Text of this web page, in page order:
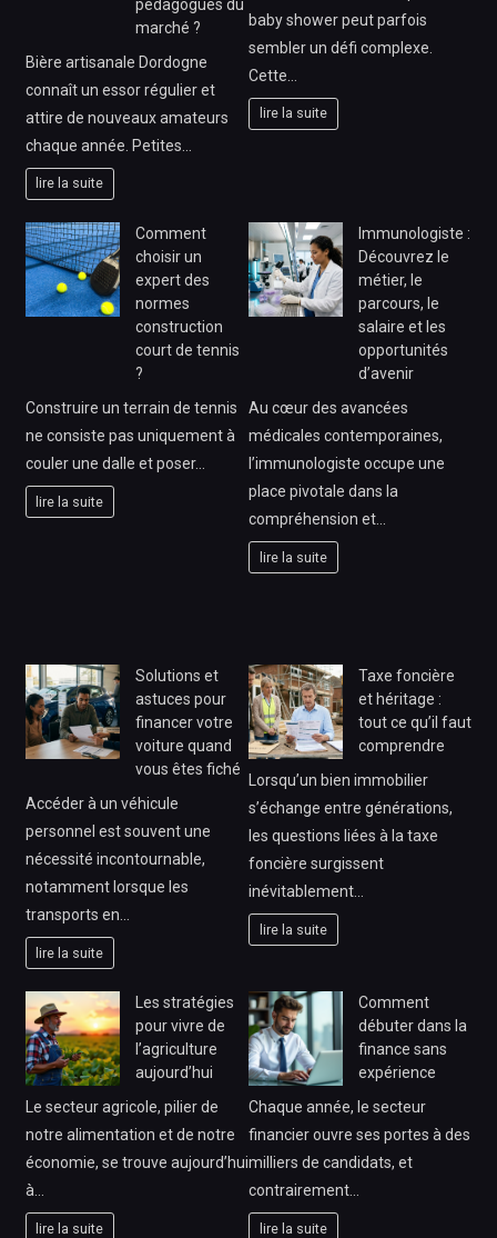
pédagogues du
marché ?
Bière artisanale Dordogne
connaît un essor régulier et
attire de nouveaux amateurs
chaque année. Petites…
lire la suite
baby shower peut parfois
sembler un défi complexe.
Cette…
lire la suite
Comment
choisir un
expert des
normes
construction
court de tennis
?
Construire un terrain de tennis
ne consiste pas uniquement à
couler une dalle et poser…
lire la suite
Immunologiste :
Découvrez le
métier, le
parcours, le
salaire et les
opportunités
d’avenir
Au cœur des avancées
médicales contemporaines,
l’immunologiste occupe une
place pivotale dans la
compréhension et…
lire la suite
Solutions et
astuces pour
financer votre
voiture quand
vous êtes fiché
Accéder à un véhicule
personnel est souvent une
nécessité incontournable,
notamment lorsque les
transports en…
lire la suite
Taxe foncière
et héritage :
tout ce qu’il faut
comprendre
Lorsqu’un bien immobilier
s’échange entre générations,
les questions liées à la taxe
foncière surgissent
inévitablement…
lire la suite
Les stratégies
pour vivre de
l’agriculture
aujourd’hui
Le secteur agricole, pilier de
notre alimentation et de notre
économie, se trouve aujourd’hui
à…
lire la suite
Comment
débuter dans la
finance sans
expérience
Chaque année, le secteur
financier ouvre ses portes à des
milliers de candidats, et
contrairement…
lire la suite